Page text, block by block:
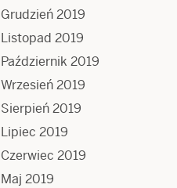
Grudzień 2019
Listopad 2019
Październik 2019
Wrzesień 2019
Sierpień 2019
Lipiec 2019
Czerwiec 2019
Maj 2019